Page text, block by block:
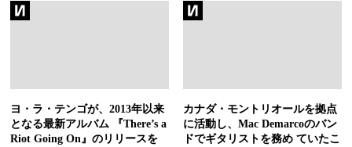
ヨ・ラ・テンゴが、2013年以来
となる最新アルバム 『There’s a
Riot Going On』のリリースを
カナダ・モントリオールを拠点
に活動し、Mac Demarcoのバン
ドでギタリストを務め ていたこ